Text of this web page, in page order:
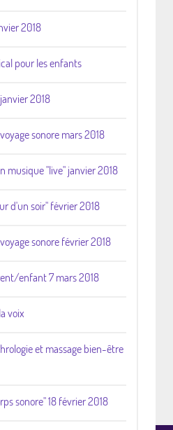
2018
pour les enfants
2018
sonore mars 2018
musique "live" janvier 2018
d'un soir" février 2018
sonore février 2018
enfant 7 mars 2018
voix
et massage bien-être
sonore" 18 février 2018